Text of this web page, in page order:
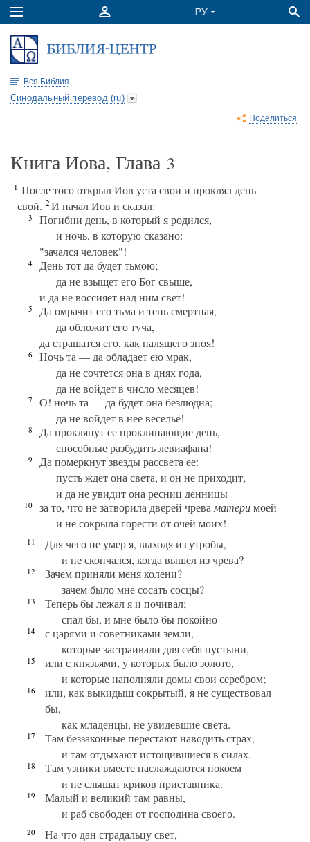
Вся Библия
Синодальный перевод (ru)
Поделиться
Книга Иова, Глава 3
1 После того открыл Иов уста свои и проклял день
свой. 2И начал Иов и сказал:
3
Погибни день, в который я родился,
и ночь, в которую сказано:
"зачался человек"!
4
День тот да будет тьмою;
да не взыщет его Бог свыше,
и да не воссияет над ним свет!
5
Да омрачит его тьма и тень смертная,
да обложит его туча,
да страшатся его, как палящего зноя!
6
Ночь та — да обладает ею мрак,
да не сочтется она в днях года,
да не войдет в число месяцев!
7
О! ночь та — да будет она безлюдна;
да не войдет в нее веселье!
8
Да проклянут ее проклинающие день,
способные разбудить левиафана!
9
Да померкнут звезды рассвета ее:
пусть ждет она света, и он не приходит,
и да не увидит она ресниц денницы
10 за то, что не затворила дверей чрева материмоей
и не сокрыла горести от очей моих!
11
Для чего не умер я, выходя из утробы,
и не скончался, когда вышел из чрева?
12
Зачем приняли меня колени?
зачем было мне сосать сосцы?
13
Теперь бы лежал я и почивал;
спал бы, и мне было бы покойно
14
с царями и советниками земли,
которые застраивали для себя пустыни,
15
или с князьями, у которых было золото,
и которые наполняли домы свои серебром;
16
или, как выкидыш сокрытый, я не существовал
бы,
как младенцы, не увидевшие света.
17
Там беззаконные перестают наводить страх,
и там отдыхают истощившиеся в силах.
18
Там узники вместе наслаждаются покоем
и не слышат криков приставника.
19
Малый и великий там равны,
и раб свободен от господина своего.
20
На что дан страдальцу свет,